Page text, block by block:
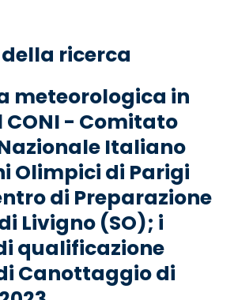
ricerca
meteorologica in
- Comitato
Italiano
Olimpici di Parigi
di Preparazione
Livigno (SO); i
qualificazione
Canottaggio di